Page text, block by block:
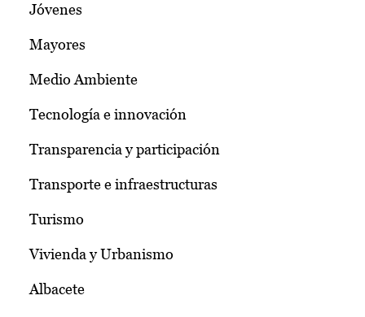
Jóvenes
Mayores
Medio Ambiente
Tecnología e innovación
Transparencia y participación
Transporte e infraestructuras
Turismo
Vivienda y Urbanismo
Albacete